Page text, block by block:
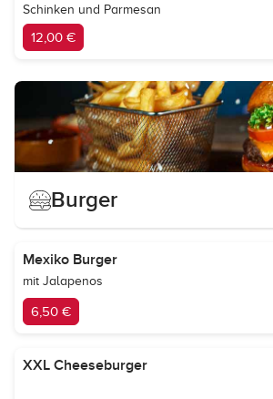
Schinken und Parmesan
12,00 €
Burger
Mexiko Burger
mit Jalapenos
6,50 €
XXL Cheeseburger